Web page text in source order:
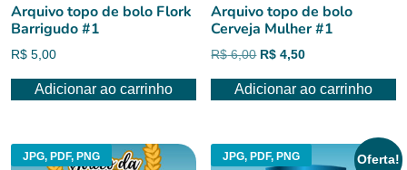
Arquivo topo de bolo Flork
Barrigudo #1
R$ 5,00
Adicionar ao carrinho
Arquivo topo de bolo
Cerveja Mulher #1
R$6,00 O
original
R$ 4,50O
atual
Adicionar ao carrinho
JPG, PDF, PNG JPG, PDF, PNG Oferta!